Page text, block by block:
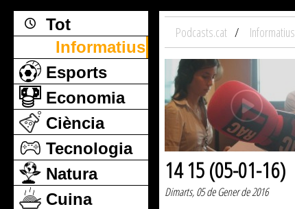
Tot
Informatius
Esports
Economia
Ciència
Tecnologia
Natura
Cuina
Podcasts.cat Informatius
14 15 (05-01-16)
Dimarts, 05 de Gener de 2016